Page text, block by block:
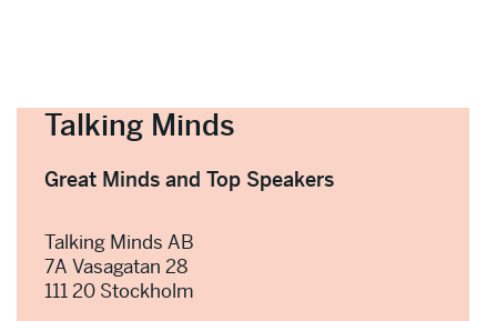
Talking Minds
Great Minds and Top Speakers
Talking Minds AB
7A Vasagatan 28
111 20 Stockholm